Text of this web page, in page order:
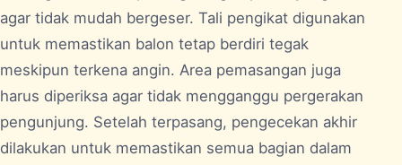
agar tidak mudah bergeser. Tali pengikat digunakan
untuk memastikan balon tetap berdiri tegak
meskipun terkena angin. Area pemasangan juga
harus diperiksa agar tidak mengganggu pergerakan
pengunjung. Setelah terpasang, pengecekan akhir
dilakukan untuk memastikan semua bagian dalam